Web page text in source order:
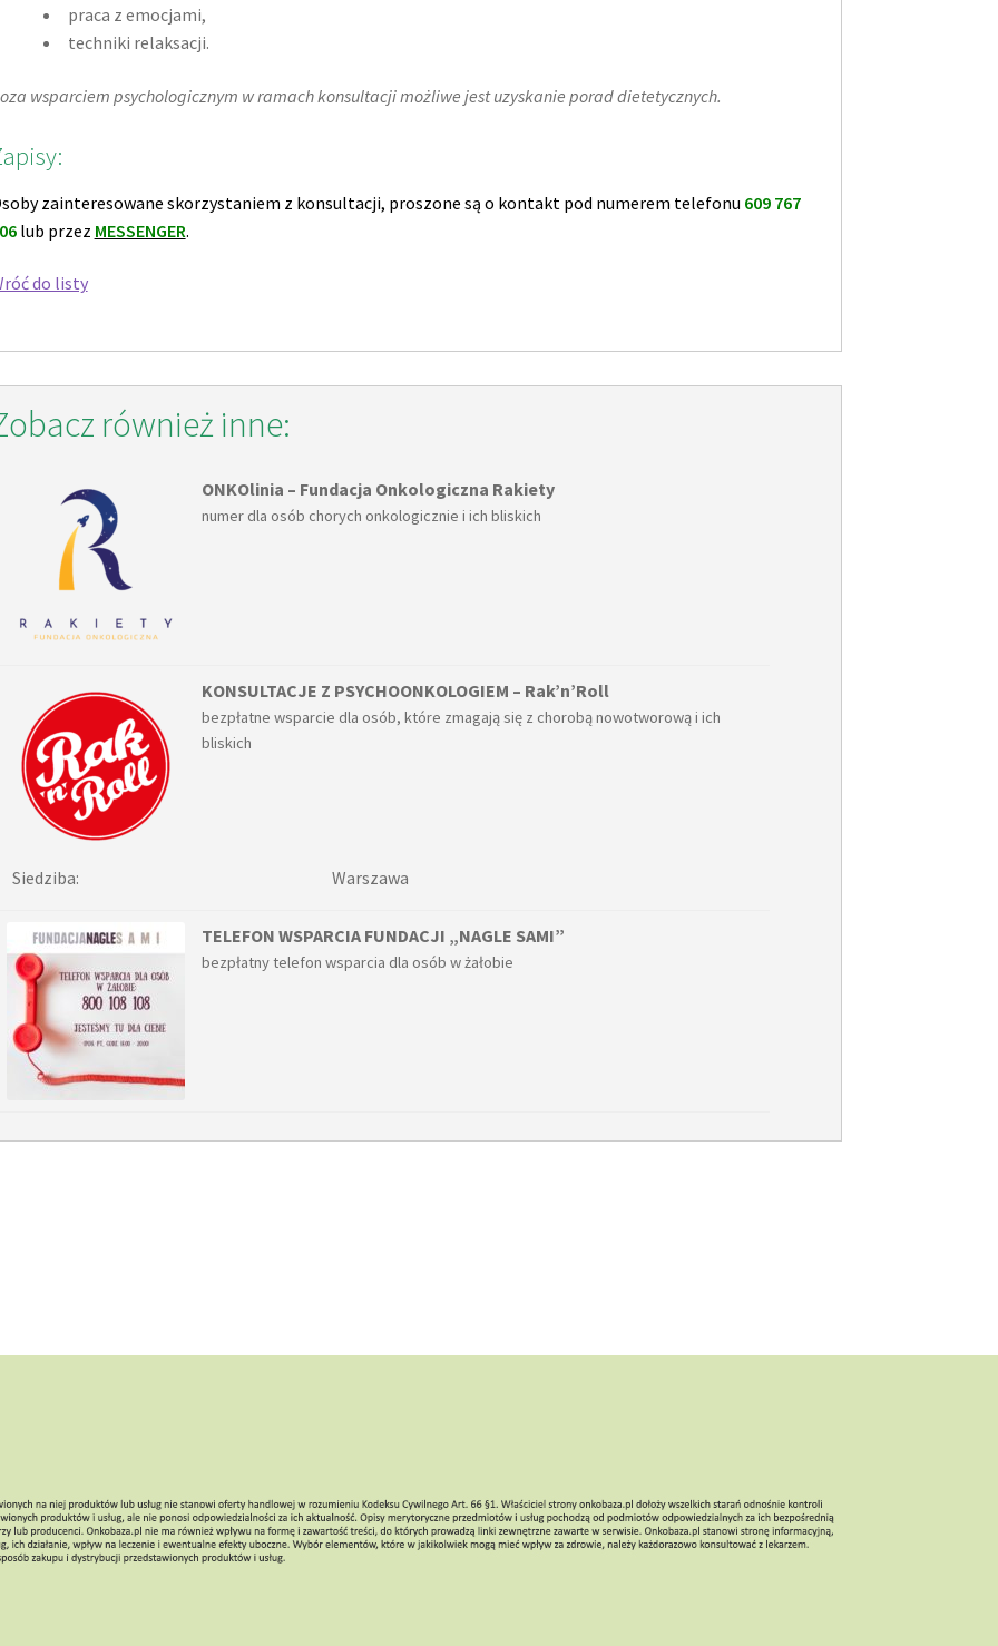
praca z emocjami,
techniki relaksacji.
wsparciem psychologicznym w ramach konsultacji możliwe jest uzyskanie porad dietetycznych.
zainteresowane skorzystaniem z konsultacji, proszone są o kontakt pod numerem telefonu 609 767
lub przez MESSENGER.
do listy
również inne:
ONKOlinia – Fundacja Onkologiczna Rakiety
numer dla osób chorych onkologicznie i ich bliskich
KONSULTACJE Z PSYCHOONKOLOGIEM – Rak’n’Roll
bezpłatne wsparcie dla osób, które zmagają się z chorobą nowotworową i ich
bliskich
Siedziba: Warszawa
TELEFON WSPARCIA FUNDACJI „NAGLE SAMI”
bezpłatny telefon wsparcia dla osób w żałobie